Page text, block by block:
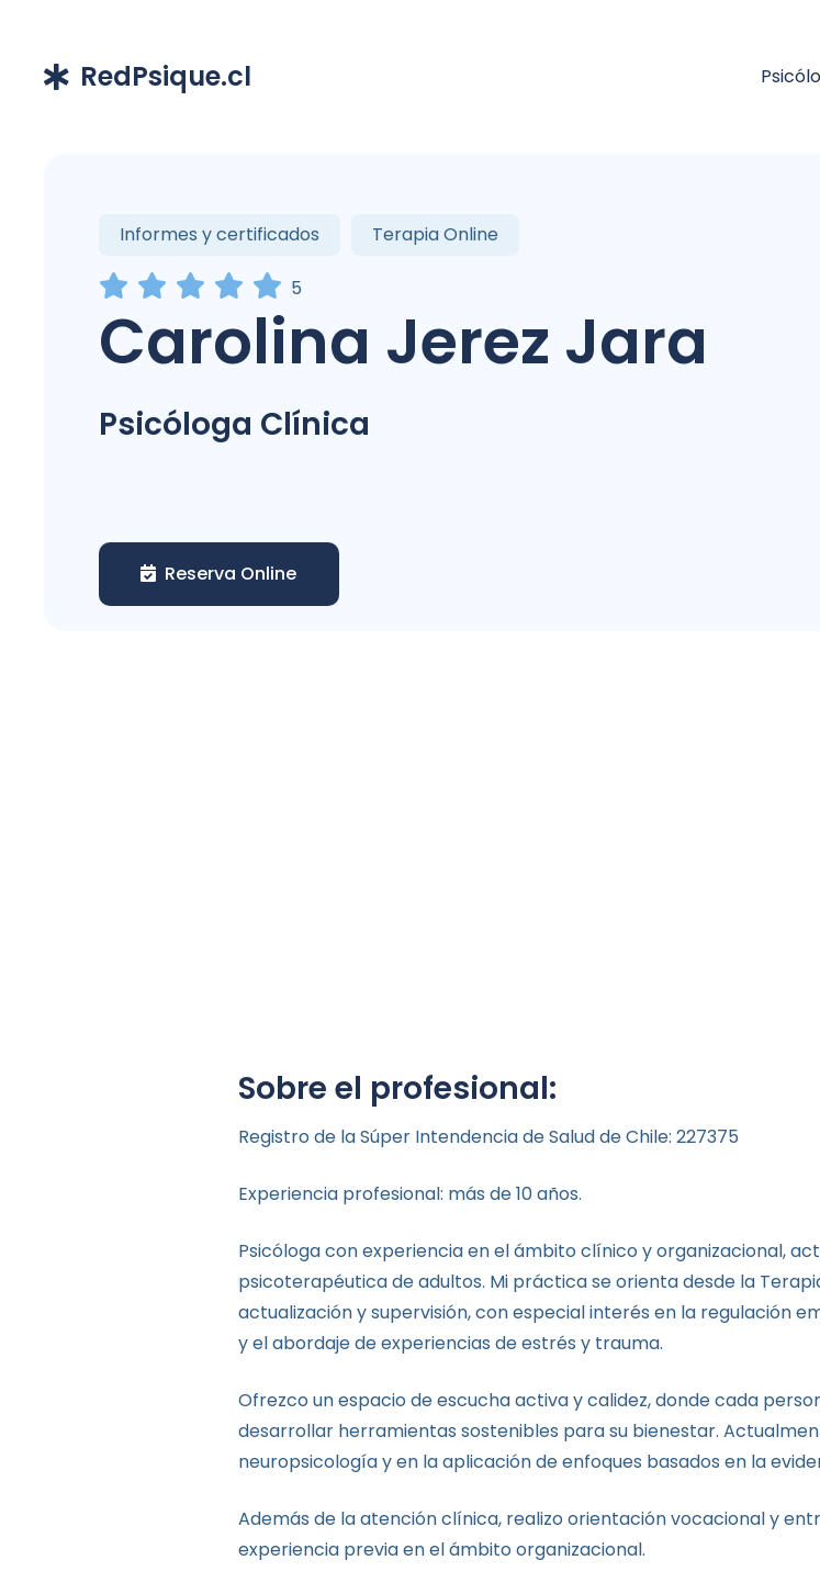
RedPsique.cl
Informes y certificados Terapia Online
5
Carolina Jerez Jara
Psicóloga Clínica
Reserva Online
Sobre el profesional:
Registro de la Súper Intendencia de Salud de Chile: 227375
Experiencia profesional: más de 10 años.
Psicóloga con experiencia en el ámbito clínico y organizacional,
psicoterapéutica de adultos. Mi práctica se orienta desde la
actualización y supervisión, con especial interés en la regulación
y el abordaje de experiencias de estrés y trauma.
Ofrezco un espacio de escucha activa y calidez, donde cada
desarrollar herramientas sostenibles para su bienestar.
neuropsicología y en la aplicación de enfoques basados en la
Además de la atención clínica, realizo orientación vocacional y
experiencia previa en el ámbito organizacional.